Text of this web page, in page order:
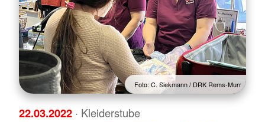
Foto: C. Siekmann / DRK Rems-Murr
22.03.2022 · Kleiderstube